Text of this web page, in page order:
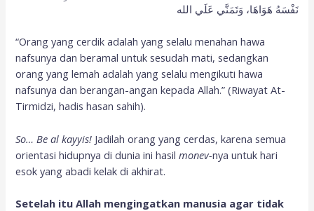
نَفْسَهُ هَوَاهَا، وَتَمَنَّي عَلَي الله
“Orang yang cerdik adalah yang selalu menahan hawa
nafsunya dan beramal untuk sesudah mati, sedangkan
orang yang lemah adalah yang selalu mengikuti hawa
nafsunya dan berangan-angan kepada Allah.” (Riwayat At-
Tirmidzi, hadis hasan sahih).
So… Be al kayyis! Jadilah orang yang cerdas, karena semua
orientasi hidupnya di dunia ini hasilmonev-nya untuk hari
esok yang abadi kelak di akhirat.
Setelah itu Allah mengingatkan manusia agar tidak